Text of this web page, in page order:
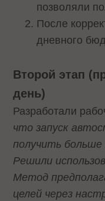
позволяли
После
дневного
Второй этап
день)
Разработали
что запуск
получить больше
Решили
Метод
целей через